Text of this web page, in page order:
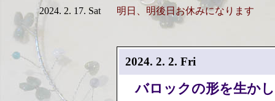
2024. 2. 17. Sat
明日、明後日お休みになります
2024. 2. 2. Fri
バロックの形を生か